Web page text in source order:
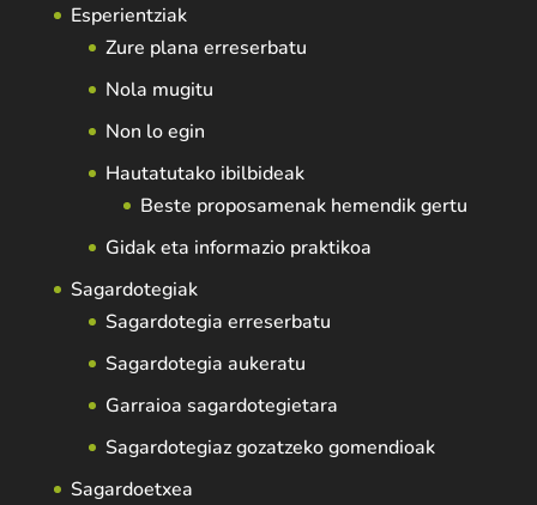
Esperientziak
Zure plana erreserbatu
Nola mugitu
Non lo egin
Hautatutako ibilbideak
Beste proposamenak hemendik gertu
Gidak eta informazio praktikoa
Sagardotegiak
Sagardotegia erreserbatu
Sagardotegia aukeratu
Garraioa sagardotegietara
Sagardotegiaz gozatzeko gomendioak
Sagardoetxea